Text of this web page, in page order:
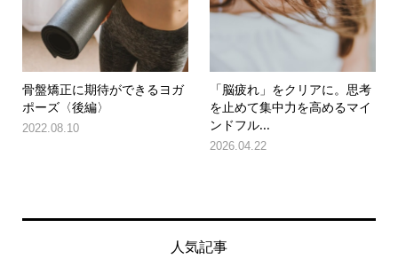
骨盤矯正に期待ができるヨガ
ポーズ〈後編〉
2022.08.10
「脳疲れ」をクリアに。思考
を止めて集中力を高めるマイ
ンドフル...
2026.04.22
人気記事